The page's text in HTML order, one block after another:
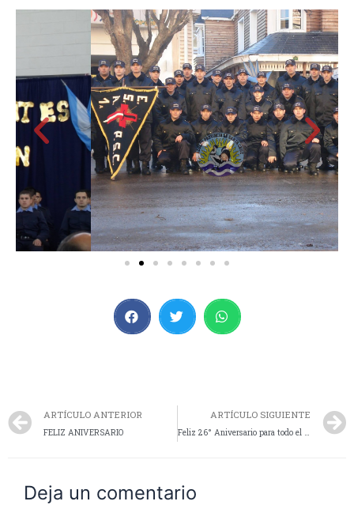
ARTÍCULO ANTERIOR
FELIZ ANIVERSARIO
ARTÍCULO SIGUIENTE
Feliz 26° Aniversario para todo el personal de la División Comisaría Sexta
Deja un comentario